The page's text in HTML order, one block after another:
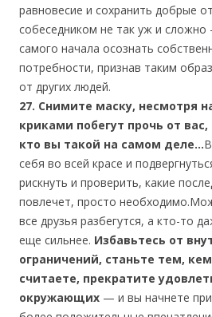
равновесие и сохранить добрые
собеседником не так уж и
самого начала осознать
потребности, признав таким
от других людей.
27. Снимите маску, несмотря
криками побегут прочь от
кто вы такой на самом деле…
себя во всей красе и
рискнуть и проверить, какие
повлечет, просто
все друзья разбегутся, а кто-то
еще сильнее. Избавьтесь от
ограничений, станьте тем,
считаете, прекратите
окружающих — и вы начнете